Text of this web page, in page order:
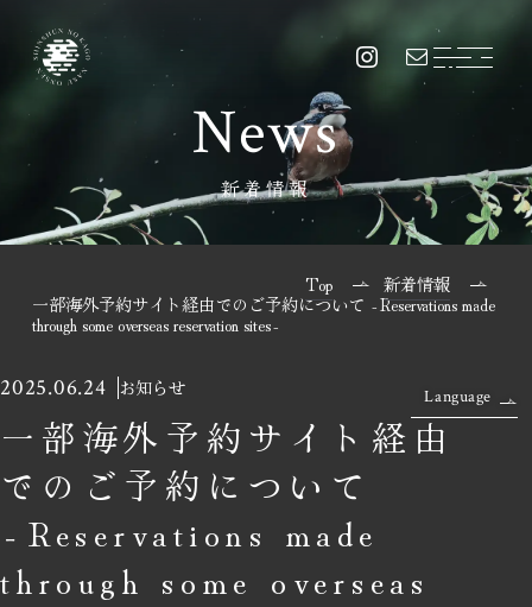
Language
News
新着情報
Top
新着情報
一部海外予約サイト経由でのご予約について ‐Reservations made
through some overseas reservation sites‐
2025.06.24 お知らせ
一部海外予約サイト経由
でのご予約について
‐Reservations made
through some overseas